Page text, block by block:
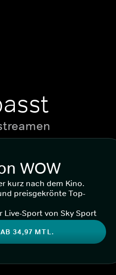
WOW
kurz nach dem Kino.
preisgekrönte Top-
Live-Sport von Sky Sport
AB 34,97 MTL.